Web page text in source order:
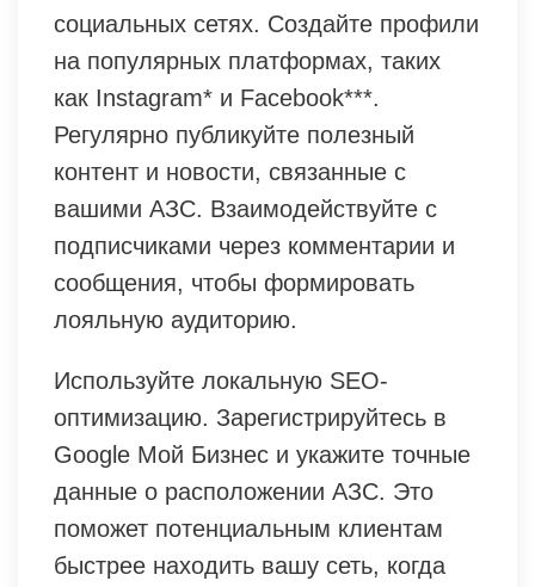
социальных сетях. Создайте профили
на популярных платформах, таких
как Instagram* и Facebook***.
Регулярно публикуйте полезный
контент и новости, связанные с
вашими АЗС. Взаимодействуйте с
подписчиками через комментарии и
сообщения, чтобы формировать
лояльную аудиторию.
Используйте локальную SEO-
оптимизацию. Зарегистрируйтесь в
Google Мой Бизнес и укажите точные
данные о расположении АЗС. Это
поможет потенциальным клиентам
быстрее находить вашу сеть, когда